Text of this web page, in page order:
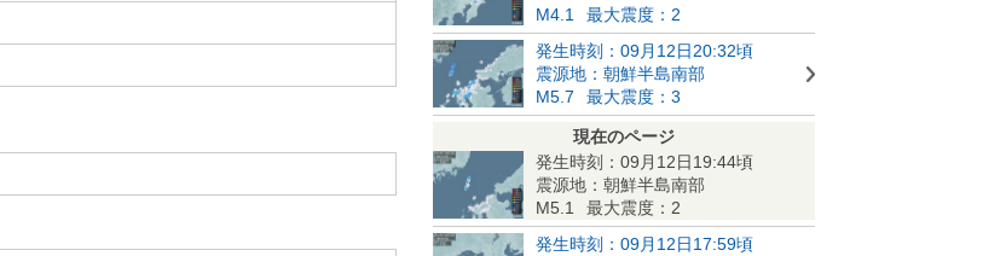
M4.1
最大震度：2
発生時刻：09月12日20:32頃
震源地：朝鮮半島南部
M5.7
最大震度：3
現在のページ
発生時刻：09月12日19:44頃
震源地：朝鮮半島南部
M5.1
最大震度：2
発生時刻：09月12日17:59頃